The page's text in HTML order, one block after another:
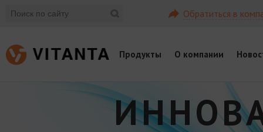
Обратиться в
Продукты О компании